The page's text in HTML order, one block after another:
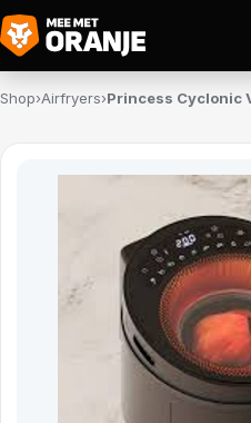
Shop›Airfryers›Princess Cyclonic